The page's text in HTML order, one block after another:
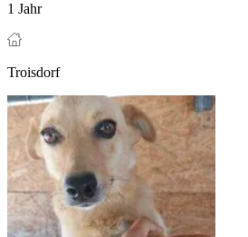
1 Jahr
Troisdorf